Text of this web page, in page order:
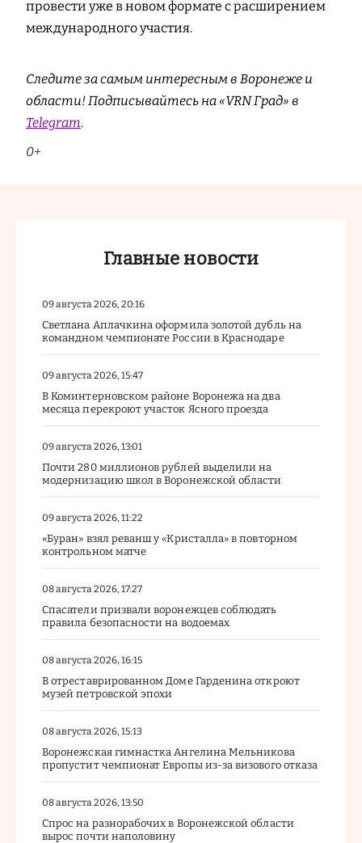
провести уже в новом формате с расширением
международного участия.
Следите за самым интересным в Воронеже и
области! Подписывайтесь на «VRN Град» в
Telegram.
0+
Главные новости
09 августа 2026, 20:16
Светлана Аплачкина оформила золотой дубль на
командном чемпионате России в Краснодаре
09 августа 2026, 15:47
В Коминтерновском районе Воронежа на два
месяца перекроют участок Ясного проезда
09 августа 2026, 13:01
Почти 280 миллионов рублей выделили на
модернизацию школ в Воронежской области
09 августа 2026, 11:22
«Буран» взял реванш у «Кристалла» в повторном
контрольном матче
08 августа 2026, 17:27
Спасатели призвали воронежцев соблюдать
правила безопасности на водоемах
08 августа 2026, 16:15
В отреставрированном Доме Гарденина откроют
музей петровской эпохи
08 августа 2026, 15:13
Воронежская гимнастка Ангелина Мельникова
пропустит чемпионат Европы из-за визового отказа
08 августа 2026, 13:50
Спрос на разнорабочих в Воронежской области
вырос почти наполовину